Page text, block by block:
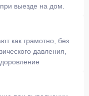
выезде на дом.
как грамотно, без
давления,